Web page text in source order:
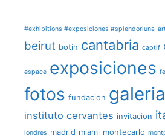
#exhibitions #exposiciones #splendorluna
beirut botin cantabria captif
espace exposiciones
fotos fundacion galeria
instituto cervantes invitacion
londres madrid miami montecarlo